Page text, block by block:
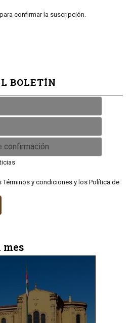
confirmar la suscripción.
BOLETÍN
Términos y condicionesy los Política de
mes